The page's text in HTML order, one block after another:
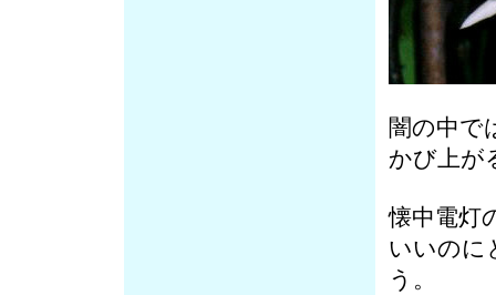
闇の中で
かび上が
懐中電灯
いいのに
う。